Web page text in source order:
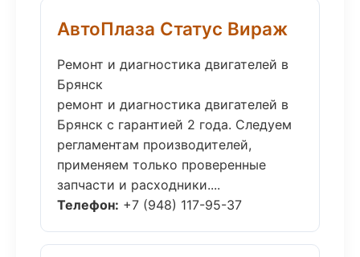
АвтоПлаза Статус Вираж
Ремонт и диагностика двигателей в
Брянск
ремонт и диагностика двигателей в
Брянск с гарантией 2 года. Следуем
регламентам производителей,
применяем только проверенные
запчасти и расходники....
Телефон: +7 (948) 117-95-37